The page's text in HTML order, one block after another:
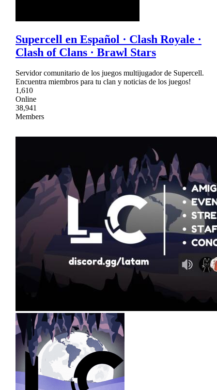
Supercell en Español · Clash Royale ·
Clash of Clans · Brawl Stars
Servidor comunitario de los juegos multijugador de Supercell.
Encuentra miembros para tu clan y noticias de los juegos!
1,610
Online
38,941
Members